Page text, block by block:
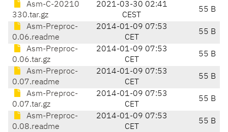
Asm-C-20210
330.tar.gz
2021-03-30 02:41
CEST
55 B
Asm-Preproc-
0.06.readme
2014-01-09 07:53
CET
55 B
Asm-Preproc-
0.06.tar.gz
2014-01-09 07:53
CET
55 B
Asm-Preproc-
0.07.readme
2014-01-09 07:53
CET
55 B
Asm-Preproc-
0.07.tar.gz
2014-01-09 07:53
CET
55 B
Asm-Preproc-
0.08.readme
2014-01-09 07:53
CET
55 B